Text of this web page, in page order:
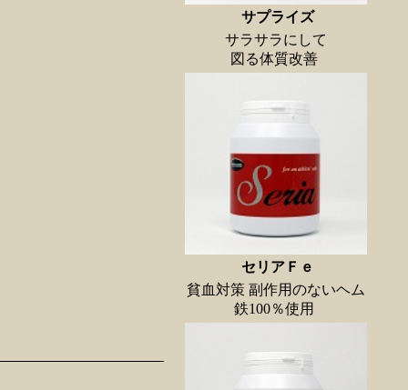
サプライズ
サラサラにして
図る体質改善
セリアＦｅ
貧血対策 副作用のないヘム
鉄100％使用